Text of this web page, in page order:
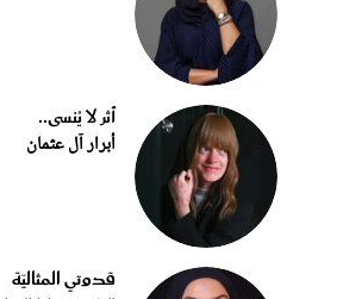
أثر لا يُنسى..
أبرار آل عثمان
قدوتي المثاليّة